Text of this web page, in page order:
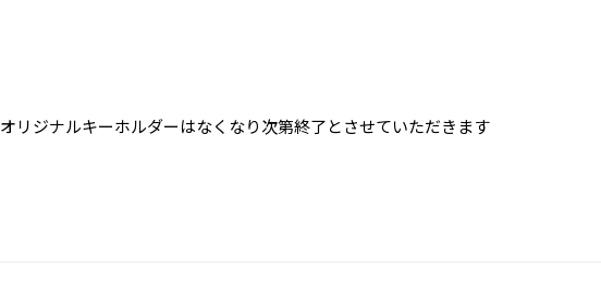
オリジナルキーホルダーはなくなり次第終了とさせていただきます